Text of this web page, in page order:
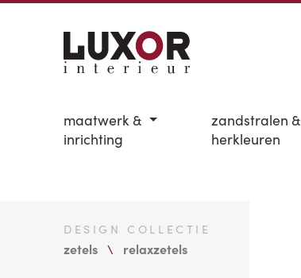
maatwerk &
inrichting
zandstralen &
herkleuren
DESIGN COLLECTIE
zetels relaxzetels